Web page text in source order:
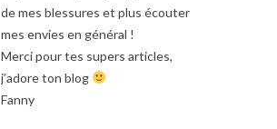
de mes blessures et plus écouter
mes envies en général !
Merci pour tes supers articles,
j’adore ton blog
Fanny